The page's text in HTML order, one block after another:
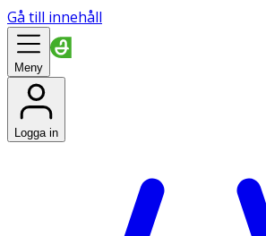
Gå till innehåll
Meny
Logga in